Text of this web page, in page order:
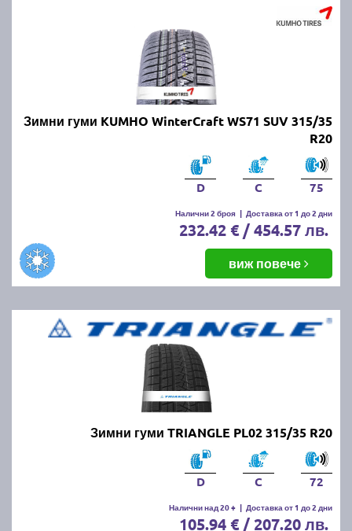
Зимни гуми KUMHO WinterCraft WS71 SUV 315/35
R20
D C 75
Налични 2 броя | Доставка от 1 до 2 дни
232.42 € / 454.57 лв.
виж повече
Зимни гуми TRIANGLE PL02 315/35 R20
D C 72
Налични над 20 + | Доставка от 1 до 2 дни
105.94 € / 207.20 лв.